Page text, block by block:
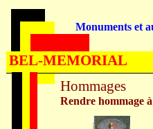
Hommages
Rendre hommage
Monuments et
BEL-MEMORIAL